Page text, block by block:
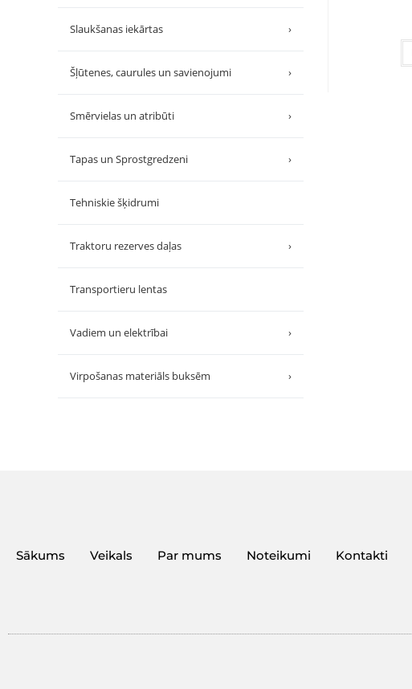
Slaukšanas iekārtas ›
Šļūtenes, caurules un savienojumi ›
Smērvielas un atribūti ›
Tapas un Sprostgredzeni ›
Tehniskie šķidrumi
Traktoru rezerves daļas ›
Transportieru lentas
Vadiem un elektrībai ›
Virpošanas materiāls buksēm ›
Sākums Veikals Par mums Noteikumi Kontakti